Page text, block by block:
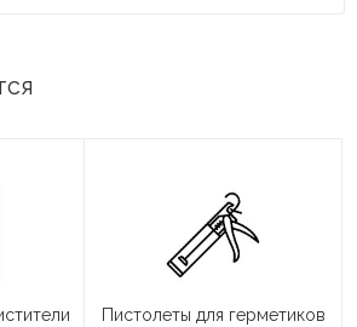
Пистолеты для герметиков